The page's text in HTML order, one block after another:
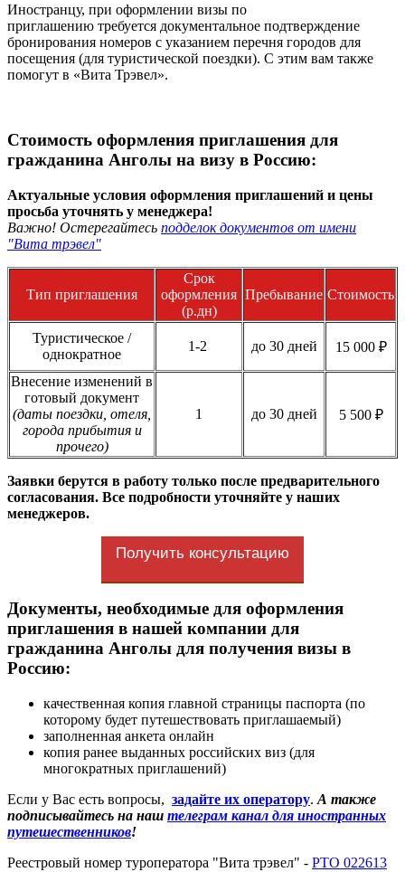
Иностранцу, при оформлении визы по
приглашению требуется документальное подтверждение
бронирования номеров с указанием перечня городов для
посещения (для туристической поездки). С этим вам также
помогут в «Вита Трэвел».
Стоимость оформления приглашения для
гражданина Анголы на визу в Россию:
Актуальные условия оформления приглашений и цены
просьба уточнять у менеджера!
Важно! Остерегайтесь подделок документов от имени
"Вита трэвел"
Тип приглашения
Срок
оформления
(р.дн)
Пребывание Стоимость
Туристическое /
однократное
1-2 до 30 дней 15 000 ₽
Внесение изменений в
готовый документ
(даты поездки, отеля,
города прибытия и
прочего)
1 до 30 дней 5 500 ₽
Заявки берутся в работу только после предварительного
согласования. Все подробности уточняйте у наших
менеджеров.
Получить консультацию
Документы, необходимые для оформления
приглашения в нашей компании для
гражданина Анголы для получения визы в
Россию:
качественная копия главной страницы паспорта (по
которому будет путешествовать приглашаемый)
заполненная анкета онлайн
копия ранее выданных российских виз (для
многократных приглашений)
Если у Вас есть вопросы, задайте их оператору. А также
подписывайтесь на наш телеграм канал для иностранных
путешественников!
Реестровый номер туроператора "Вита трэвел" - РТО 022613